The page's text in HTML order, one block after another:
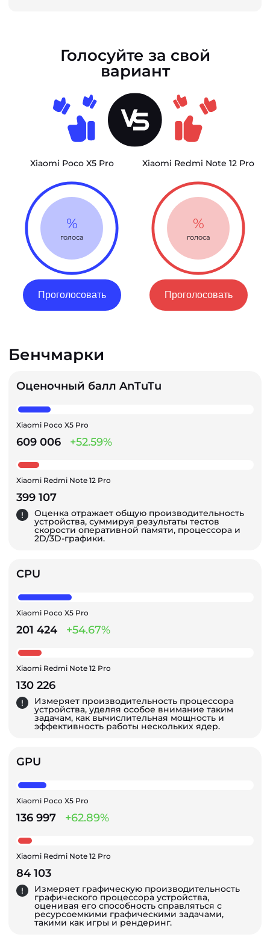
Голосуйте за свой
вариант
Xiaomi Poco X5 Pro
%
голоса
Проголосовать
Xiaomi Redmi Note 12 Pro
%
голоса
Проголосовать
Бенчмарки
Оценочный балл AnTuTu
Xiaomi Poco X5 Pro
609 006 +52.59%
Xiaomi Redmi Note 12 Pro
399 107
Оценка отражает общую производительность
устройства, суммируя результаты тестов
скорости оперативной памяти, процессора и
2D/3D-графики.
CPU
Xiaomi Poco X5 Pro
201 424 +54.67%
Xiaomi Redmi Note 12 Pro
130 226
Измеряет производительность процессора
устройства, уделяя особое внимание таким
задачам, как вычислительная мощность и
эффективность работы нескольких ядер.
GPU
Xiaomi Poco X5 Pro
136 997 +62.89%
Xiaomi Redmi Note 12 Pro
84 103
Измеряет графическую производительность
графического процессора устройства,
оценивая его способность справляться с
ресурсоемкими графическими задачами,
такими как игры и рендеринг.